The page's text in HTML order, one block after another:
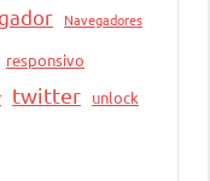
Navegadores
responsivo
twitter unlock